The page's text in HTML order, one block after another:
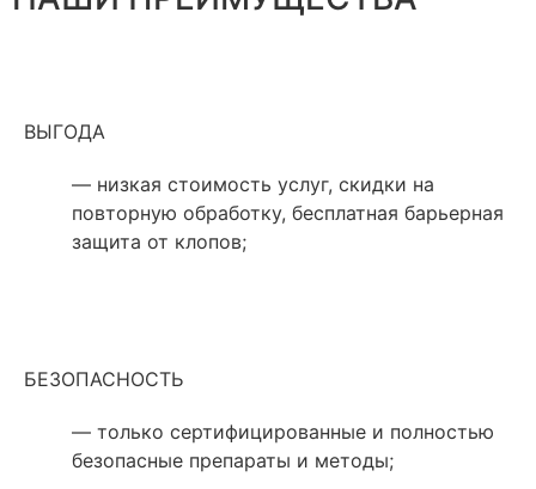
ВЫГОДА
— низкая стоимость услуг, скидки на
повторную обработку, бесплатная барьерная
защита от клопов;
БЕЗОПАСНОСТЬ
— только сертифицированные и полностью
безопасные препараты и методы;